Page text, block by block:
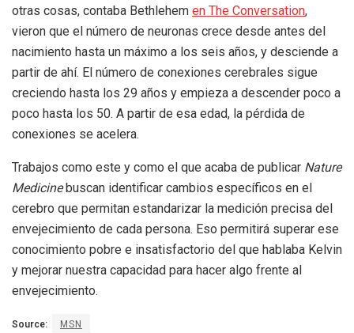
otras cosas, contaba Bethlehem en The Conversation,
vieron que el número de neuronas crece desde antes del
nacimiento hasta un máximo a los seis años, y desciende a
partir de ahí. El número de conexiones cerebrales sigue
creciendo hasta los 29 años y empieza a descender poco a
poco hasta los 50. A partir de esa edad, la pérdida de
conexiones se acelera.
Trabajos como este y como el que acaba de publicar Nature
Medicinebuscan identificar cambios específicos en el
cerebro que permitan estandarizar la medición precisa del
envejecimiento de cada persona. Eso permitirá superar ese
conocimiento pobre e insatisfactorio del que hablaba Kelvin
y mejorar nuestra capacidad para hacer algo frente al
envejecimiento.
Source: MSN